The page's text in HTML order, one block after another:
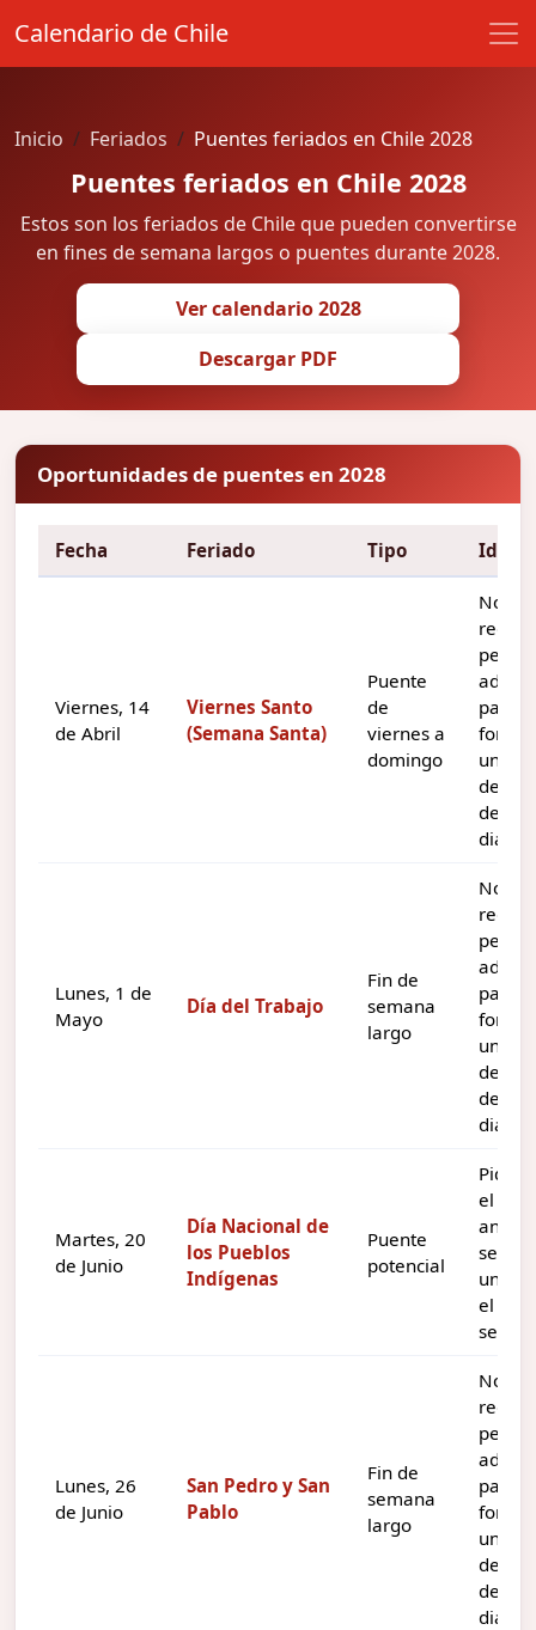
Calendario de Chile
Inicio Feriados Puentes feriados en Chile 2028
Puentes feriados en Chile 2028
Estos son los feriados de Chile que pueden convertirse
en fines de semana largos o puentes durante 2028.
Ver calendario 2028
Descargar PDF
Oportunidades de puentes en 2028
Fecha Feriado Tipo Idea
Viernes, 14
de Abril
Viernes Santo
(Semana Santa)
Puente
de
viernes a
domingo
No
pedir
para
formar
un
de tres
dias.
Lunes, 1 de
Mayo
Día del Trabajo
Fin de
semana
largo
No
pedir
para
formar
un
de tres
dias.
Martes, 20
de Junio
Día Nacional de
los Pueblos
Indígenas
Puente
potencial
el
se
unir
el fin
Lunes, 26
de Junio
San Pedro y San
Pablo
Fin de
semana
largo
No
pedir
para
formar
un
de tres
dias.